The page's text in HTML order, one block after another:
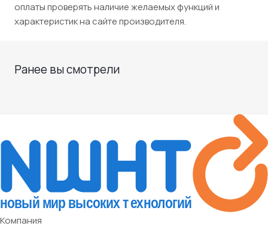
оплаты проверять наличие желаемых функций и
характеристик на сайте производителя.
Ранее вы смотрели
Компания